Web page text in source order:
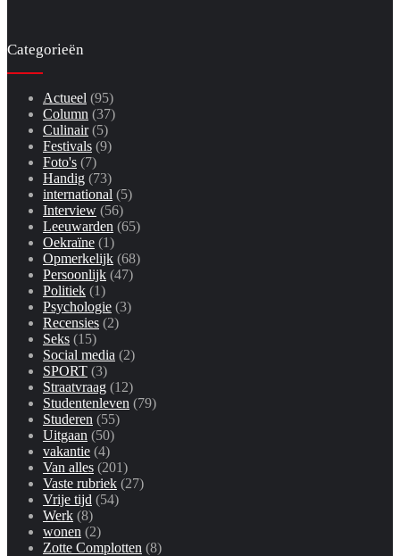
Categorieën
Actueel (95)
Column (37)
Culinair(5)
Festivals (9)
Foto's (7)
Handig (73)
international (5)
Interview (56)
Leeuwarden (65)
Oekraïne (1)
Opmerkelijk (68)
Persoonlijk (47)
Politiek (1)
Psychologie (3)
Recensies (2)
Seks (15)
Social media (2)
SPORT (3)
Straatvraag (12)
Studentenleven (79)
Studeren (55)
Uitgaan (50)
vakantie (4)
Van alles (201)
Vaste rubriek (27)
Vrije tijd (54)
Werk (8)
wonen (2)
Zotte Complotten (8)